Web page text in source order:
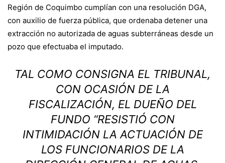
Región de Coquimbo cumplían con una resolución DGA,
con auxilio de fuerza pública, que ordenaba detener una
extracción no autorizada de aguas subterráneas desde un
pozo que efectuaba el imputado.
TAL COMO CONSIGNA EL TRIBUNAL,
CON OCASIÓN DE LA
FISCALIZACIÓN, EL DUEÑO DEL
FUNDO “RESISTIÓ CON
INTIMIDACIÓN LA ACTUACIÓN DE
LOS FUNCIONARIOS DE LA